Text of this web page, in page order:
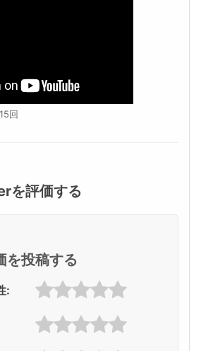
回
を評価する
を投稿する
: